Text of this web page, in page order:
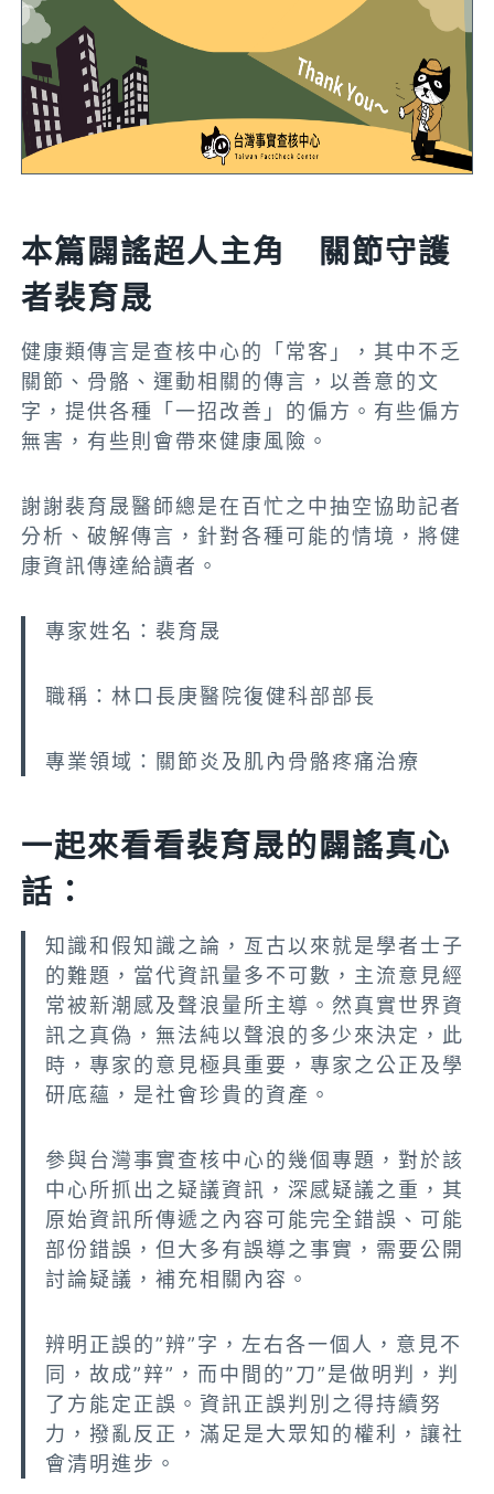
本篇闢謠超人主角 關節守護
者裴育晟
健康類傳言是查核中心的「常客」，其中不乏
關節、骨骼、運動相關的傳言，以善意的文
字，提供各種「一招改善」的偏方。有些偏方
無害，有些則會帶來健康風險。
謝謝裴育晟醫師總是在百忙之中抽空協助記者
分析、破解傳言，針對各種可能的情境，將健
康資訊傳達給讀者。
專家姓名：裴育晟
職稱：林口長庚醫院復健科部部長
專業領域：關節炎及肌內骨骼疼痛治療
一起來看看裴育晟的闢謠真心
話：
知識和假知識之論，亙古以來就是學者士子
的難題，當代資訊量多不可數，主流意見經
常被新潮感及聲浪量所主導。然真實世界資
訊之真偽，無法純以聲浪的多少來決定，此
時，專家的意見極具重要，專家之公正及學
研底蘊，是社會珍貴的資產。
參與台灣事實查核中心的幾個專題，對於該
中心所抓出之疑議資訊，深感疑議之重，其
原始資訊所傳遞之內容可能完全錯誤、可能
部份錯誤，但大多有誤導之事實，需要公開
討論疑議，補充相關內容。
辨明正誤的”辨”字，左右各一個人，意見不
同，故成”辡”，而中間的”刀”是做明判，判
了方能定正誤。資訊正誤判別之得持續努
力，撥亂反正，滿足是大眾知的權利，讓社
會清明進步。